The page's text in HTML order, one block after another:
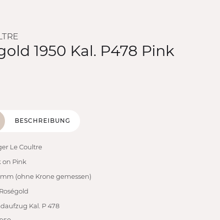
1950 Kal. P478 Pink
BESCHREIBUNG
Le Coultre
on Pink
mm (ohne Krone gemessen)
Kal. P 478